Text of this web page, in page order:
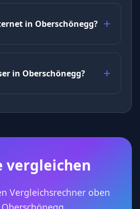
in Oberschönegg?
in Oberschönegg?
vergleichen
Vergleichsrechner oben